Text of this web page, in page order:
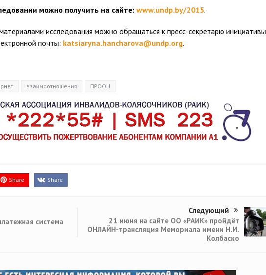
можно получить на сайте: www.undp.by/2015.
исследования можно обращаться к пресс-секретарю инициативы
почты: katsiaryna.hancharova@undp.org.
взаимоотношения ПРООН
Share Share
система
Следующий
21 июня на сайте ОО «РАИК» пройдёт
ОНЛАЙН-трансляция Мемориала имени Н.И.
Колбаско